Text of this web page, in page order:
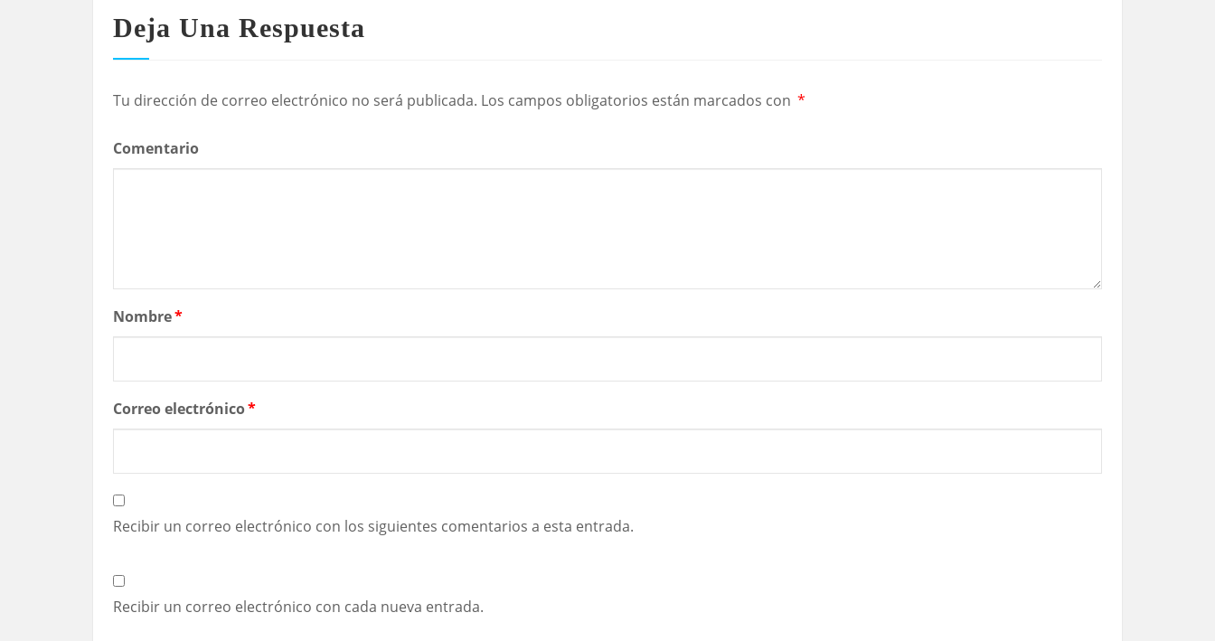
Deja Una Respuesta
Tu dirección de correo electrónico no será publicada. Los campos obligatorios están marcados con *
Comentario
Nombre*
Correo electrónico*
Recibir un correo electrónico con los siguientes comentarios a esta entrada.
Recibir un correo electrónico con cada nueva entrada.